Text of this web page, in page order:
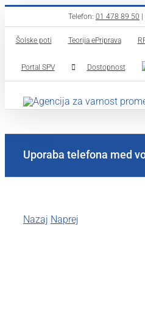
to
content
Telefon: 01 478 89 50
Šolske poti Teorija ePriprava
Portal SPV Dostopnost
Uporaba telefona med
Nazaj Naprej